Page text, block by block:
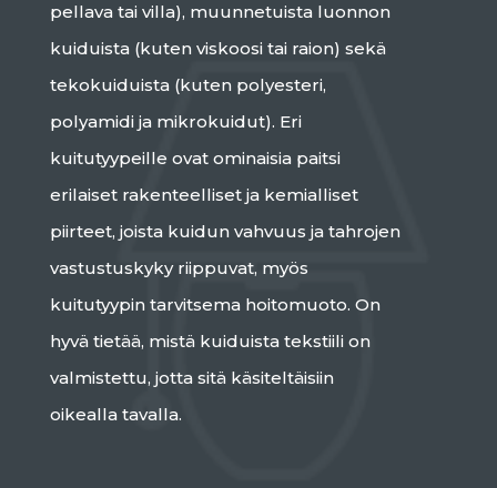
pellava tai villa), muunnetuista luonnon
kuiduista (kuten viskoosi tai raion) sekä
tekokuiduista (kuten polyesteri,
polyamidi ja mikrokuidut). Eri
kuitutyypeille ovat ominaisia paitsi
erilaiset rakenteelliset ja kemialliset
piirteet, joista kuidun vahvuus ja tahrojen
vastustuskyky riippuvat, myös
kuitutyypin tarvitsema hoitomuoto. On
hyvä tietää, mistä kuiduista tekstiili on
valmistettu, jotta sitä käsiteltäisiin
oikealla tavalla.